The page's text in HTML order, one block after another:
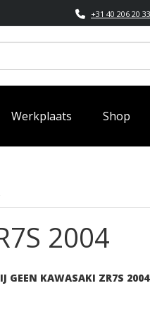
+31 40 206 20 33
Werkplaats Shop
2004
GEEN KAWASAKI ZR7S